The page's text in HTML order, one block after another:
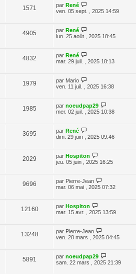
1571 par René
ven. 05 sept. , 2025 14:59
4905 par René
lun. 25 août , 2025 18:45
4832 par René
mar. 29 juil. , 2025 18:13
1979 par Mario
ven. 11 juil. , 2025 16:38
1985 par noeudpap29
mer. 02 juil. , 2025 10:38
3695 par René
dim. 29 juin , 2025 09:46
2029 par Hospiton
jeu. 05 juin , 2025 16:25
9696 par Pierre-Jean
mar. 06 mai , 2025 07:32
12160 par Hospiton
mar. 15 avr. , 2025 13:59
13248 par Pierre-Jean
ven. 28 mars , 2025 04:45
5891 par noeudpap29
sam. 22 mars , 2025 21:39